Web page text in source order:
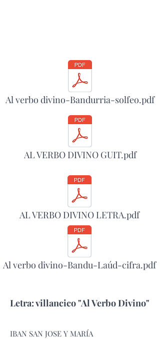
Al verbo divino-Bandurria-solfeo.pdf
AL VERBO DIVINO GUIT.pdf
AL VERBO DIVINO LETRA.pdf
Al verbo divino-Bandu-Laúd-cifra.pdf
Letra: villancico "Al Verbo Divino"
IBAN SAN JOSE Y MARÍA